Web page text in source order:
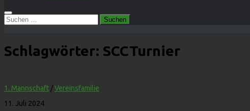
Suchen
nach:
Schlagwörter: SCCTurnier
1. Mannschaft /Vereinsfamilie
11. Juli 2024